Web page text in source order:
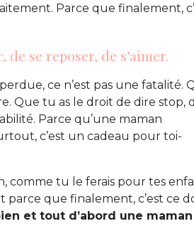
Parce que finalement,
se reposer, de s’aimer.
ce n’est pas une fatalité.
Que tu as le droit de dire stop,
Parce qu’une maman
c’est un cadeau pour toi-
comme tu le ferais pour tes
parce que finalement, c’est ce
et tout d’abord une